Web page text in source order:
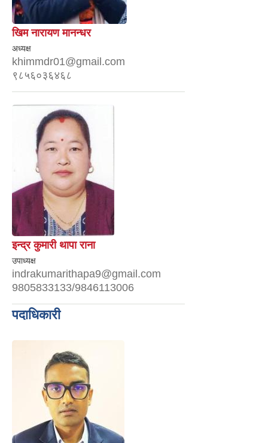
खिम नारायण मानन्धर
अध्यक्ष
khimmdr01@gmail.com
९८५६०३६४६८
इन्द्र कुमारी थापा राना
उपाध्यक्ष
indrakumarithapa9@gmail.com
9805833133/9846113006
पदाधिकारी